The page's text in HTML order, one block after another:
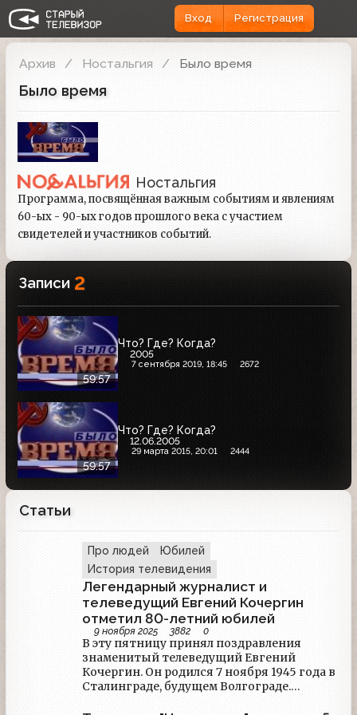
Вход Регистрация
Архив Ностальгия Было время
Было время
Ностальгия
Программа, посвящённая важным событиям и явлениям
60-ых - 90-ых годов прошлого века с участием
свидетелей и участников событий.
Записи 2
59:57
Что? Где? Когда?
2005
7 сентября 2019, 18:45 2672
59:57
Что? Где? Когда?
12.06.2005
29 марта 2015, 20:01 2444
Статьи
Про людей
Юбилей
История телевидения
Легендарный журналист и
телеведущий Евгений Кочергин
отметил 80-летний юбилей
9 ноября 2025 3882 0
В эту пятницу принял поздравления
знаменитый телеведущий Евгений
Кочергин. Он родился 7 ноября 1945 года в
Сталинграде, будущем Волгограде.